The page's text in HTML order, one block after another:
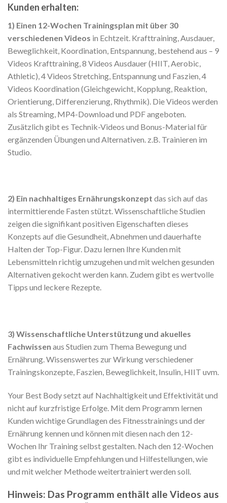
Kunden erhalten:
1) Einen 12-Wochen Trainingsplan mit über 30
verschiedenen Videos in Echtzeit. Krafttraining, Ausdauer,
Beweglichkeit, Koordination, Entspannung, bestehend aus – 9
Videos Krafttraining, 8 Videos Ausdauer (HIIT, Aerobic,
Athletic), 4 Videos Stretching, Entspannung und Faszien, 4
Videos Koordination (Gleichgewicht, Kopplung, Reaktion,
Orientierung, Differenzierung, Rhythmik). Die Videos werden
als Streaming, MP4-Download und PDF angeboten.
Zusätzlich gibt es Technik-Videos und Bonus-Material für
ergänzenden Übungen und Alternativen. z.B. Trainieren im
Studio.
2) Ein nachhaltiges Ernährungskonzept das sich auf das
intermittierende Fasten stützt. Wissenschaftliche Studien
zeigen die signifikant positiven Eigenschaften dieses
Konzepts auf die Gesundheit, Abnehmen und dauerhafte
Halten der Top-Figur. Dazu lernen Ihre Kunden mit
Lebensmitteln richtig umzugehen und mit welchen gesunden
Alternativen gekocht werden kann. Zudem gibt es wertvolle
Tipps und leckere Rezepte.
3) Wissenschaftliche Unterstützung und akuelles
Fachwissen aus Studien zum Thema Bewegung und
Ernährung. Wissenswertes zur Wirkung verschiedener
Trainingskonzepte, Faszien, Beweglichkeit, Insulin, HIIT uvm.
Your Best Body setzt auf Nachhaltigkeit und Effektivität und
nicht auf kurzfristige Erfolge. Mit dem Programm lernen
Kunden wichtige Grundlagen des Fitnesstrainings und der
Ernährung kennen und können mit diesen nach den 12-
Wochen Ihr Training selbst gestalten. Nach den 12-Wochen
gibt es individuelle Empfehlungen und Hilfestellungen, wie
und mit welcher Methode weitertrainiert werden soll.
Hinweis: Das Programm enthält alle Videos aus